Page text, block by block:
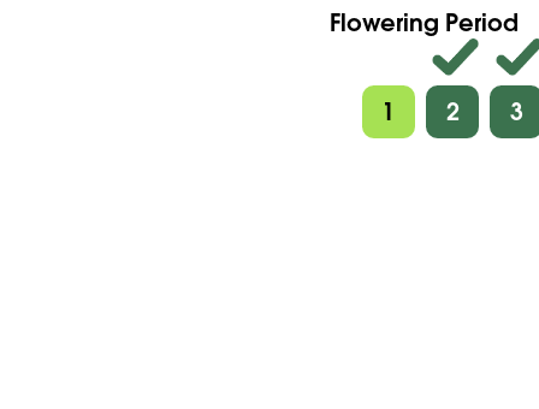
Flowering Period
1 2 3